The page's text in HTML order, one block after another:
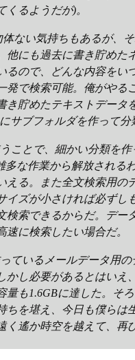
くるようだが)。
ない気持ちもあるが、
他にも過去に書き貯めた
るので、どんな内容をい
発で検索可能。俺がやる
き貯めたテキストデータ
サブフォルダを作って
ことで、細かい分類を
多な作業から解放される
える。また全文検索用の
イズが小さければ必ずし
検索できるからだ。デー
速に検索したい場合だ。
ているメールデータ用
かし必要があるとはいえ
量も1.6GBに達した。そ
ちを堪え、今日も僕らは
く遙か時空を越えて、再